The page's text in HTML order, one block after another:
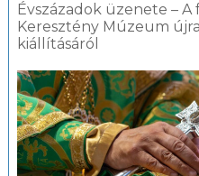
Évszázadok üzenete –
Keresztény Múzeum
kiállításáról